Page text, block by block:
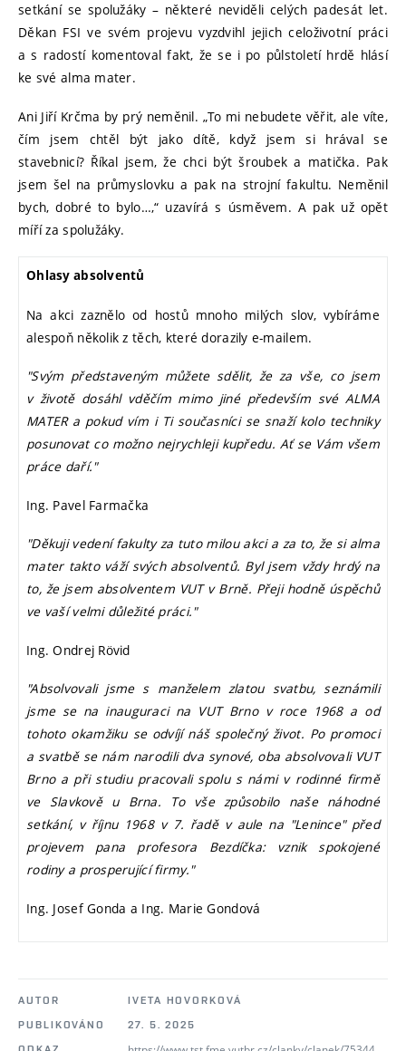
setkání se spolužáky – některé neviděli celých padesát let.
Děkan FSI ve svém projevu vyzdvihl jejich celoživotní práci
a s radostí komentoval fakt, že se i po půlstoletí hrdě hlásí
ke své alma mater.
Ani Jiří Krčma by prý neměnil. „To mi nebudete věřit, ale víte,
čím jsem chtěl být jako dítě, když jsem si hrával se
stavebnicí? Říkal jsem, že chci být šroubek a matička. Pak
jsem šel na průmyslovku a pak na strojní fakultu. Neměnil
bych, dobré to bylo…,“ uzavírá s úsměvem. A pak už opět
míří za spolužáky.
Ohlasy absolventů
Na akci zaznělo od hostů mnoho milých slov, vybíráme
alespoň několik z těch, které dorazily e-mailem.
"Svým představeným můžete sdělit, že za vše, co jsem
v životě dosáhl vděčím mimo jiné především své ALMA
MATER a pokud vím i Ti současníci se snaží kolo techniky
posunovat co možno nejrychleji kupředu. Ať se Vám všem
práce daří."
Ing. Pavel Farmačka
"Děkuji vedení fakulty za tuto milou akci a za to, že si alma
mater takto váží svých absolventů. Byl jsem vždy hrdý na
to, že jsem absolventem VUT v Brně. Přeji hodně úspěchů
ve vaší velmi důležité práci."
Ing. Ondrej Rövid
"Absolvovali jsme s manželem zlatou svatbu, seznámili
jsme se na inauguraci na VUT Brno v roce 1968 a od
tohoto okamžiku se odvíjí náš společný život. Po promoci
a svatbě se nám narodili dva synové, oba absolvovali VUT
Brno a při studiu pracovali spolu s námi v rodinné firmě
ve Slavkově u Brna. To vše způsobilo naše náhodné
setkání, v říjnu 1968 v 7. řadě v aule na "Lenince" před
projevem pana profesora Bezdíčka: vznik spokojené
rodiny a prosperující firmy."
Ing. Josef Gonda a Ing. Marie Gondová
AUTOR
IVETA HOVORKOVÁ
PUBLIKOVÁNO
27. 5. 2025